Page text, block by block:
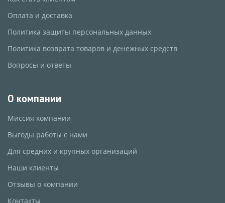
Оплата и доставка
Политика защиты персональных данных
Политика возврата товаров и денежных средств
Вопросы и ответы
О компании
Миссия компании
Выгоды работы с нами
Для средних и крупных организаций
Наши клиенты
Отзывы о компании
Контакты